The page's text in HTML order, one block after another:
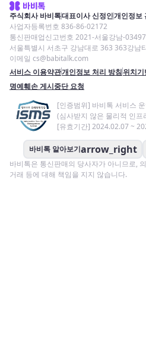
주식회사 바비톡대표이사 신정인개인정보
사업자등록번호 836-86-02172
통신판매업신고번호 2021-서울강남-03497
서울특별시 서초구 강남대로 363 363강남
이메일 cs@babitalk.com
서비스 이용약관개인정보 처리 방침위치
명예훼손 게시중단 요청
[인증범위] 바비톡 서비스 운
(심사받지 않은 물리적 인프
[유효기간] 2024.02.07 ~
바비톡 알아보기arrow_right
바비톡은 통신판매의 당사자가 아니므로,
거래 등에 대해 책임을 지지 않습니다.